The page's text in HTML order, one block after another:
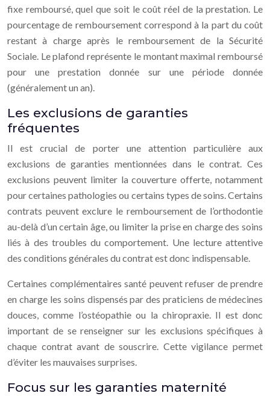
fixe remboursé, quel que soit le coût réel de la prestation. Le
pourcentage de remboursement correspond à la part du coût
restant à charge après le remboursement de la Sécurité
Sociale. Le plafond représente le montant maximal remboursé
pour une prestation donnée sur une période donnée
(généralement un an).
Les exclusions de garanties
fréquentes
Il est crucial de porter une attention particulière aux
exclusions de garanties mentionnées dans le contrat. Ces
exclusions peuvent limiter la couverture offerte, notamment
pour certaines pathologies ou certains types de soins. Certains
contrats peuvent exclure le remboursement de l’orthodontie
au-delà d’un certain âge, ou limiter la prise en charge des soins
liés à des troubles du comportement. Une lecture attentive
des conditions générales du contrat est donc indispensable.
Certaines complémentaires santé peuvent refuser de prendre
en charge les soins dispensés par des praticiens de médecines
douces, comme l’ostéopathie ou la chiropraxie. Il est donc
important de se renseigner sur les exclusions spécifiques à
chaque contrat avant de souscrire. Cette vigilance permet
d’éviter les mauvaises surprises.
Focus sur les garanties maternité